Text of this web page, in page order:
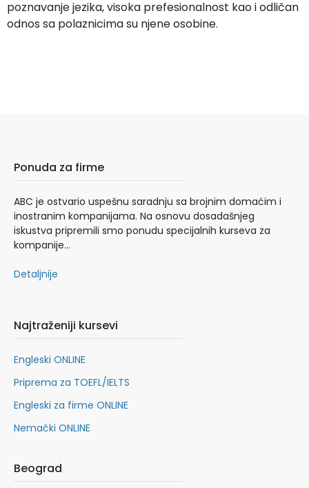
poznavanje jezika, visoka prefesionalnost kao i odličan
odnos sa polaznicima su njene osobine.
Ponuda za firme
ABC je ostvario uspešnu saradnju sa brojnim domaćim i
inostranim kompanijama. Na osnovu dosadašnjeg
iskustva pripremili smo ponudu specijalnih kurseva za
kompanije…
Detaljnije
Najtraženiji kursevi
Engleski ONLINE
Priprema za TOEFL/IELTS
Engleski za firme ONLINE
Nemački ONLINE
Beograd